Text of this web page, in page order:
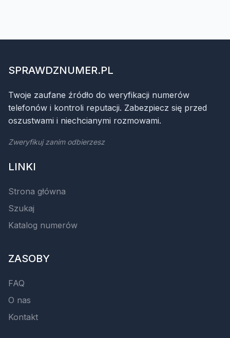
SPRAWDZNUMER.PL
Twoje zaufane źródło do weryfikacji numerów
telefonów i kontroli reputacji. Zabezpiecz się przed
oszustwami i niechcianymi rozmowami.
Zweryfikuj zanim odbierzesz
LINKI
Strona główna
Szukaj
Katalog numerów
ZASOBY
FAQ
O nas
Kontakt